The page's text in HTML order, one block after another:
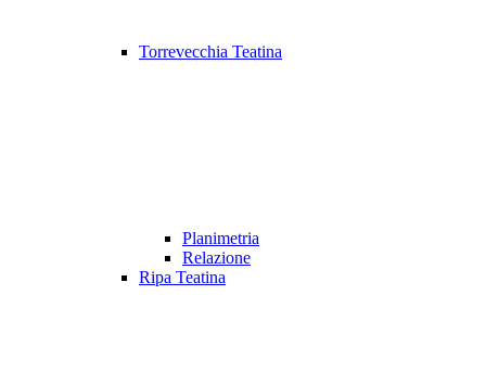
Torrevecchia Teatina
Planimetria
Relazione
Ripa Teatina